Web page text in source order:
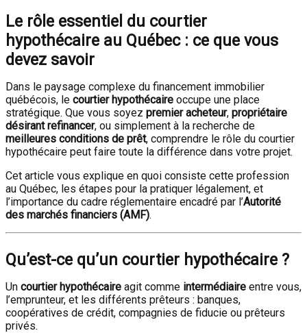
Le rôle essentiel du courtier
hypothécaire au Québec : ce que vous
devez savoir
Dans le paysage complexe du financement immobilier
québécois, le courtier hypothécaire occupe une place
stratégique. Que vous soyez premier acheteur, propriétaire
désirant refinancer, ou simplement à la recherche de
meilleures conditions de prêt, comprendre le rôle du courtier
hypothécaire peut faire toute la différence dans votre projet.
Cet article vous explique en quoi consiste cette profession
au Québec, les étapes pour la pratiquer légalement, et
l’importance du cadre réglementaire encadré par l’Autorité
des marchés financiers (AMF).
Qu’est-ce qu’un courtier hypothécaire ?
Un courtier hypothécaire agit comme intermédiaire entre vous,
l’emprunteur, et les différents prêteurs : banques,
coopératives de crédit, compagnies de fiducie ou prêteurs
privés.